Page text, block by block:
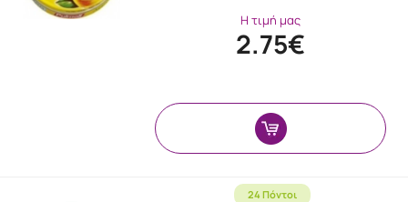
Η τιμή μας
2.75€
24 Πόντοι